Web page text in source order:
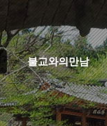
불교와의만남